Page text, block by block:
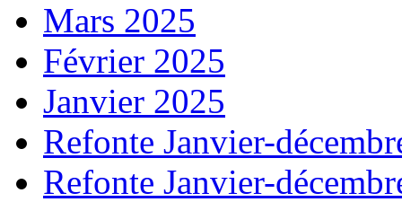
Mars 2025
Février 2025
Janvier 2025
Refonte Janvier-
Refonte Janvier-